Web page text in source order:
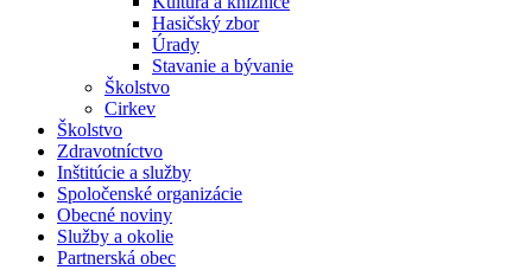
Hasičský zbor
Úrady
Stavanie a bývanie
Školstvo
Cirkev
Školstvo
Zdravotníctvo
Inštitúcie a služby
Spoločenské organizácie
Obecné noviny
Služby a okolie
Partnerská obec